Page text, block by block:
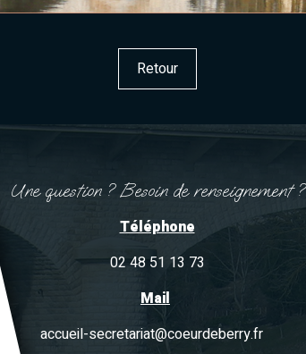
Retour
Une question ? Besoin de renseignement ?
Téléphone
02 48 51 13 73
Mail
accueil-secretariat@coeurdeberry.fr